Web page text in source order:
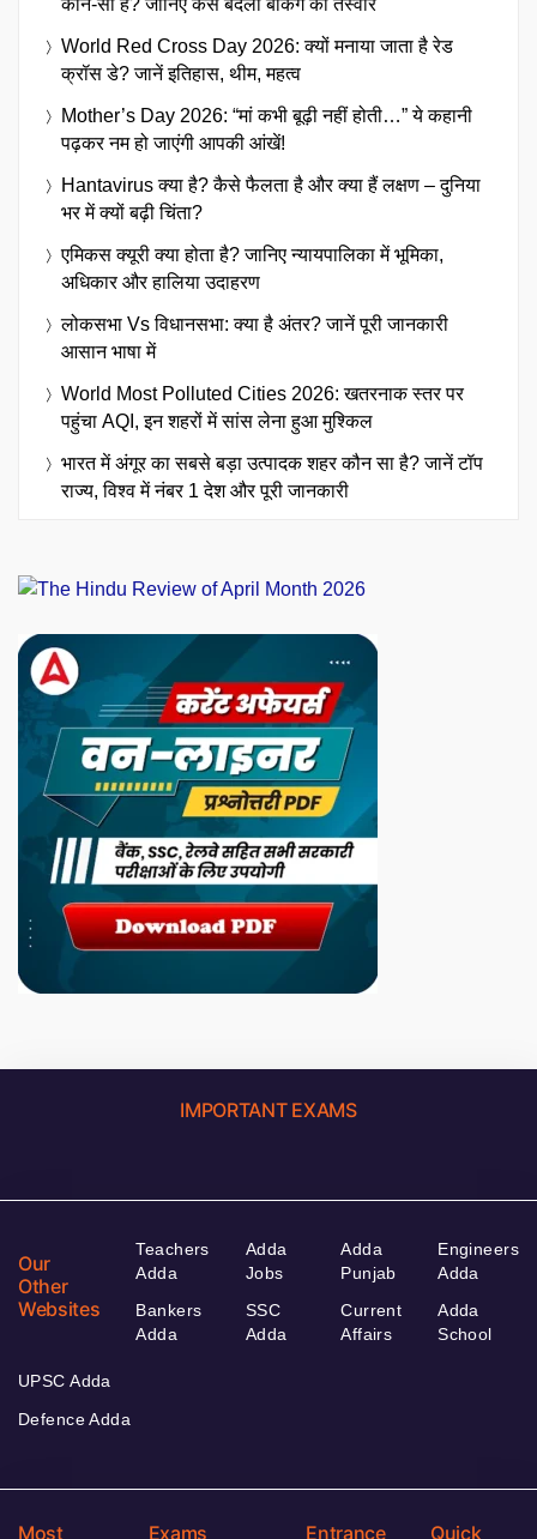
कौन-सा है? जानिए कैसे बदली बैंकिंग की तस्वीर
World Red Cross Day 2026: क्यों मनाया जाता है रेड
क्रॉस डे? जानें इतिहास, थीम, महत्व
Mother’s Day 2026: “मां कभी बूढ़ी नहीं होती…” ये कहानी
पढ़कर नम हो जाएंगी आपकी आंखें!
Hantavirus क्या है? कैसे फैलता है और क्या हैं लक्षण – दुनिया
भर में क्यों बढ़ी चिंता?
एमिकस क्यूरी क्या होता है? जानिए न्यायपालिका में भूमिका,
अधिकार और हालिया उदाहरण
लोकसभा Vs विधानसभा: क्या है अंतर? जानें पूरी जानकारी
आसान भाषा में
World Most Polluted Cities 2026: खतरनाक स्तर पर
पहुंचा AQI, इन शहरों में सांस लेना हुआ मुश्किल
भारत में अंगूर का सबसे बड़ा उत्पादक शहर कौन सा है? जानें टॉप
राज्य, विश्व में नंबर 1 देश और पूरी जानकारी
IMPORTANT EXAMS
Our
Other
Websites
Teachers
Adda
Bankers
Adda
Adda
Jobs
SSC
Adda
Adda
Punjab
Current
Affairs
Engineers
Adda
Adda
School
UPSC Adda
Defence Adda
Most
Exams
Entrance
Quick